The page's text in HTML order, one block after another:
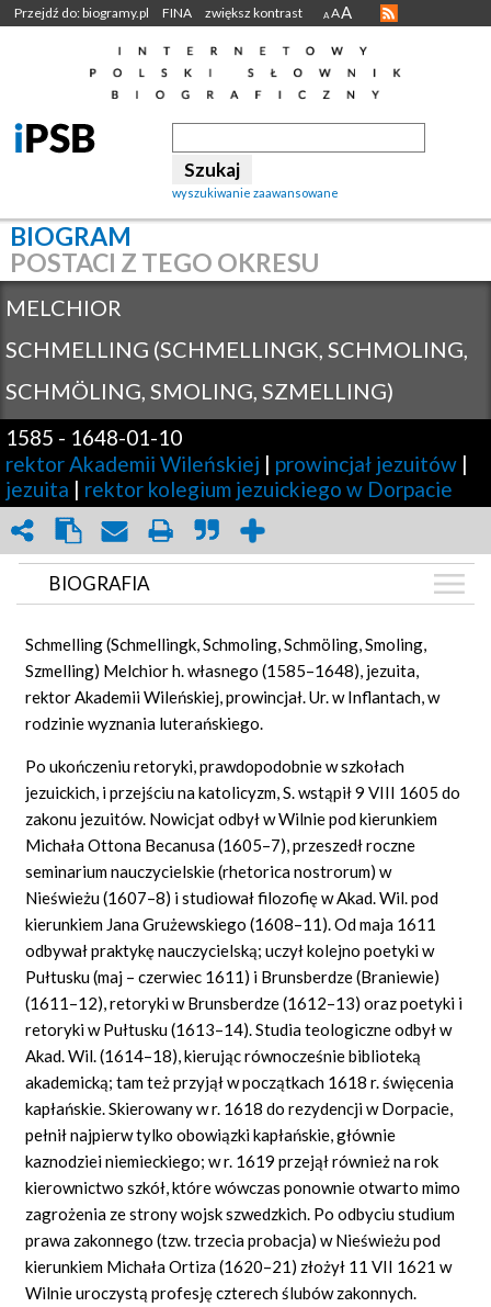
Przejdź do: biogramy.pl FINA zwiększ kontrast A AA
wyszukiwanie zaawansowane
BIOGRAM
POSTACI Z TEGO OKRESU
MELCHIOR
SCHMELLING (SCHMELLINGK, SCHMOLING,
SCHMÖLING, SMOLING, SZMELLING)
1585 - 1648-01-10
rektor Akademii Wileńskiej | prowincjał jezuitów |
jezuita | rektor kolegium jezuickiego w Dorpacie
BIOGRAFIA
GRAF POWIĄZAŃ
DYSKUSJA
Mapa
Schmelling(Schmellingk, Schmoling, Schmöling, Smoling,
Szmelling) Melchior h. własnego (1585–1648), jezuita,
rektor Akademii Wileńskiej, prowincjał.Ur. w Inflantach, w
rodzinie wyznania luterańskiego.
Po ukończeniu retoryki, prawdopodobnie w szkołach
jezuickich, i przejściu na katolicyzm, S. wstąpił 9 VIII 1605 do
zakonu jezuitów. Nowicjat odbył w Wilnie pod kierunkiem
Michała Ottona Becanusa (1605–7), przeszedł roczne
seminarium nauczycielskie (rhetorica nostrorum) w
Nieświeżu (1607–8) i studiował filozofię w Akad. Wil. pod
kierunkiem Jana Grużewskiego (1608–11). Od maja 1611
odbywał praktykę nauczycielską; uczył kolejno poetyki w
Pułtusku (maj – czerwiec 1611) i Brunsberdze (Braniewie)
(1611–12), retoryki w Brunsberdze (1612–13) oraz poetyki i
retoryki w Pułtusku (1613–14). Studia teologiczne odbył w
Akad. Wil. (1614–18), kierując równocześnie biblioteką
akademicką; tam też przyjął w początkach 1618 r. święcenia
kapłańskie. Skierowany w r. 1618 do rezydencji w Dorpacie,
pełnił najpierw tylko obowiązki kapłańskie, głównie
kaznodziei niemieckiego; w r. 1619 przejął również na rok
kierownictwo szkół, które wówczas ponownie otwarto mimo
zagrożenia ze strony wojsk szwedzkich. Po odbyciu studium
prawa zakonnego (tzw. trzecia probacja) w Nieświeżu pod
kierunkiem Michała Ortiza (1620–21) złożył 11 VII 1621 w
Wilnie uroczystą profesję czterech ślubów zakonnych.